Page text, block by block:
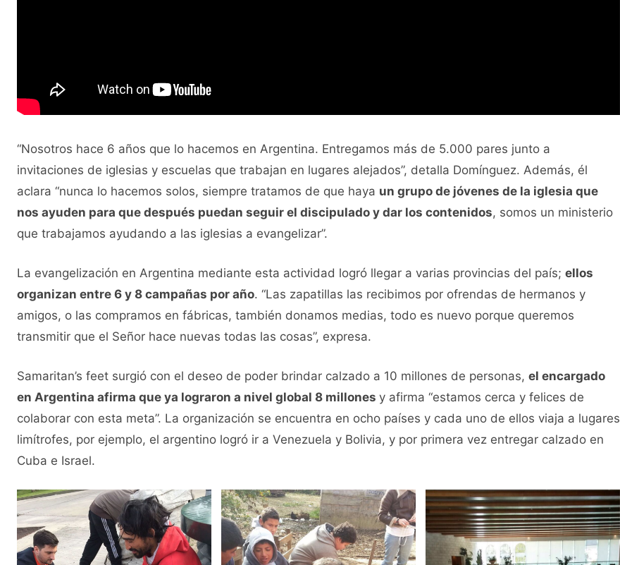
“Nosotros hace 6 años que lo hacemos en Argentina. Entregamos más de 5.000 pares junto a
invitaciones de iglesias y escuelas que trabajan en lugares alejados”, detalla Domínguez. Además, él
aclara “nunca lo hacemos solos, siempre tratamos de que haya un grupo de jóvenes de la iglesia que
nos ayuden para que después puedan seguir el discipulado y dar los contenidos, somos un ministerio
que trabajamos ayudando a las iglesias a evangelizar”.
La evangelización en Argentina mediante esta actividad logró llegar a varias provincias del país; ellos
organizan entre 6 y 8 campañas por año. “Las zapatillas las recibimos por ofrendas de hermanos y
amigos, o las compramos en fábricas, también donamos medias, todo es nuevo porque queremos
transmitir que el Señor hace nuevas todas las cosas”, expresa.
Samaritan’s feet surgió con el deseo de poder brindar calzado a 10 millones de personas, el encargado
en Argentina afirma que ya lograron a nivel global 8 millones y afirma “estamos cerca y felices de
colaborar con esta meta”. La organización se encuentra en ocho países y cada uno de ellos viaja a lugares
limítrofes, por ejemplo, el argentino logró ir a Venezuela y Bolivia, y por primera vez entregar calzado en
Cuba e Israel.